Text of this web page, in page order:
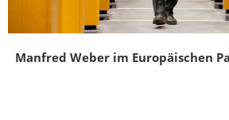
Manfred Weber im Europäischen